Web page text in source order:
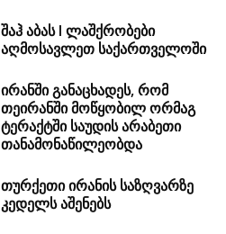
შაჰ აბას I ლაშქრობები
აღმოსავლეთ საქართველოში
ირანში განაცხადეს, რომ
თეირანში მოწყობილ ორმაგ
ტერაქტში საუდის არაბეთი
თანამონაწილეობდა
თურქეთი ირანის საზღვარზე
კედელს აშენებს